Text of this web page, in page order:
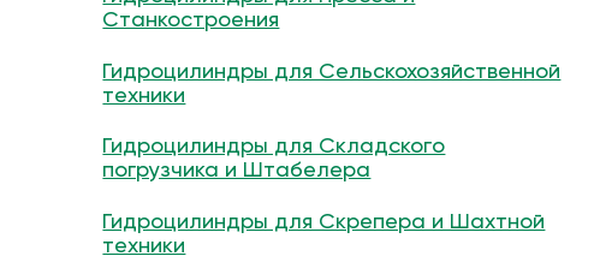
Станкостроения
Гидроцилиндры для Сельскохозяйственной
техники
Гидроцилиндры для Складского
погрузчика и Штабелера
Гидроцилиндры для Скрепера и Шахтной
техники